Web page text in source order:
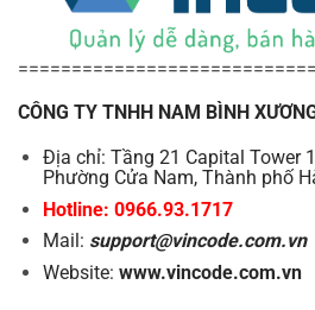
CÔNG TY TNHH NAM BÌNH
Địa chỉ: Tầng 21 Capital Tower
Phường Cửa Nam, Thành phố
Hotline: 0966.93.1717
Mail: support@vincode.com.vn
Website: www.vincode.com.vn